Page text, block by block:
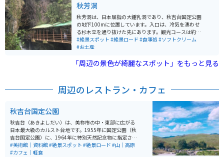
感のある爽快なロードとなっています。カルストロード
の途中に駐車場があり、徒歩で散策をすることも可能で
す。カルストードの近くには、秋芳洞や大正洞などの洞
窟もあり、歴史を感じつつゆったりと過ごすことのでき
る場所となっています。
秋芳洞
秋芳洞は、日本屈指の大鍾乳洞であり、秋吉台国定公園
の地下100mに位置しています。入口は、冷気を漂わせ
る杉木立を通り抜けた先にあります。観光コースは約1k
m、四季を通じて温度が17℃で一定しており、快適に観
光することができます。洞内には不思議な自然の造形美
洞、高知の龍河洞と並び、日本三大鍾乳洞の一つで、特
しさです。また、冒険コースや、秋芳洞・闇のロマン体
験などもあり、スリリングな探検を楽しむことができま
ロマン体験を体験することができます。懐中電灯1本で歩
く夜の探検コースで、洞内の照明を消した暗闇の秋芳洞
を歩き、一層神秘的な眺めに感動することができます。
洞内の温度は四季を通じて一定で、雨の日でも快適に観
光することができます。
#絶景スポット #絶景ロード #食事処 #ソフトクリーム
#お土産
「周辺の景色が綺麗なスポット」をもっと見る
周辺のレストラン・カフェ
秋吉台国定公園
秋吉台（あきよしだい）は、美祢市の中・東部に広がる
日本最大級のカルスト台地です。1955年に国定公園（秋
吉台国定公園）に、1964年に特別天然記念物に指定され
ています。この秋吉台の雄大な景観を作っている石灰石
は、およそ3億5千万年前に南方の海でサンゴ礁として誕
#美術館｜資料館#絶景スポット #絶景ロード #山｜高原
#カフェ｜軽食